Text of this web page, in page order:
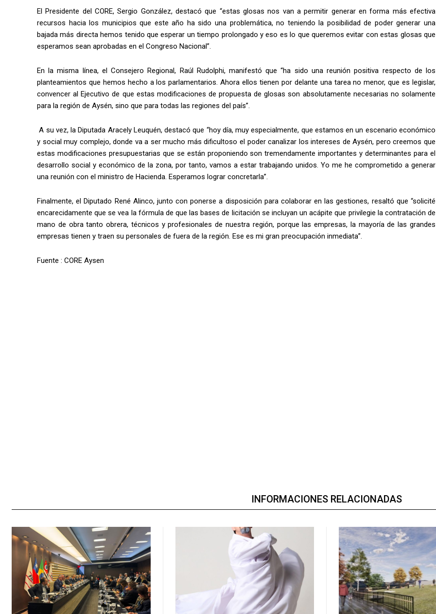
El Presidente del CORE, Sergio González, destacó que “estas glosas nos van a permitir generar en forma más efectiva
recursos hacia los municipios que este año ha sido una problemática, no teniendo la posibilidad de poder generar una
bajada más directa hemos tenido que esperar un tiempo prolongado y eso es lo que queremos evitar con estas glosas que
esperamos sean aprobadas en el Congreso Nacional”.
En la misma línea, el Consejero Regional, Raúl Rudolphi, manifestó que “ha sido una reunión positiva respecto de los
planteamientos que hemos hecho a los parlamentarios. Ahora ellos tienen por delante una tarea no menor, que es legislar,
convencer al Ejecutivo de que estas modificaciones de propuesta de glosas son absolutamente necesarias no solamente
para la región de Aysén, sino que para todas las regiones del país”.
A su vez, la Diputada Aracely Leuquén, destacó que “hoy día, muy especialmente, que estamos en un escenario económico
y social muy complejo, donde va a ser mucho más dificultoso el poder canalizar los intereses de Aysén, pero creemos que
estas modificaciones presupuestarias que se están proponiendo son tremendamente importantes y determinantes para el
desarrollo social y económico de la zona, por tanto, vamos a estar trabajando unidos. Yo me he comprometido a generar
una reunión con el ministro de Hacienda. Esperamos lograr concretarla”.
Finalmente, el Diputado René Alinco, junto con ponerse a disposición para colaborar en las gestiones, resaltó que “solicité
encarecidamente que se vea la fórmula de que las bases de licitación se incluyan un acápite que privilegie la contratación de
mano de obra tanto obrera, técnicos y profesionales de nuestra región, porque las empresas, la mayoría de las grandes
empresas tienen y traen su personales de fuera de la región. Ese es mi gran preocupación inmediata”.
Fuente : CORE Aysen
INFORMACIONES RELACIONADAS